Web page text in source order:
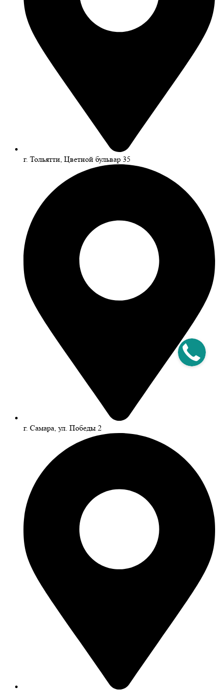
г. Тольятти, Цветной бульвар 35
г. Самара, ул. Победы 2